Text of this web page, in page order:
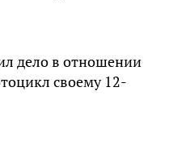
дело в отношении
своему 12-